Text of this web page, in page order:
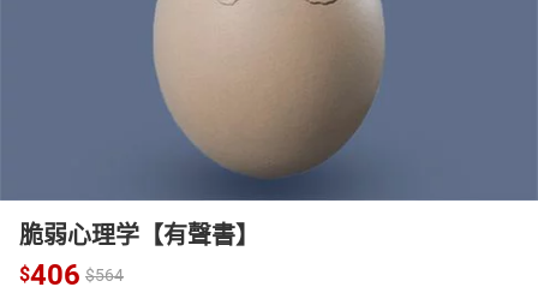
電子/紙本書
脆弱心理学【有聲書】
$406 $564